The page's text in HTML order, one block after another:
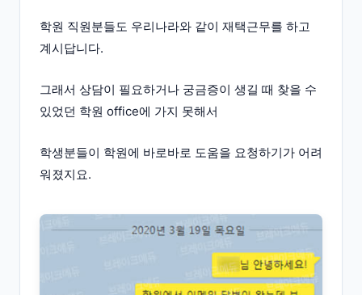
학원 직원분들도 우리나라와 같이 재택근무를 하고
계시답니다.
그래서 상담이 필요하거나 궁금증이 생길 때 찾을 수
있었던 학원 office에 가지 못해서
학생분들이 학원에 바로바로 도움을 요청하기가 어려
워졌지요.